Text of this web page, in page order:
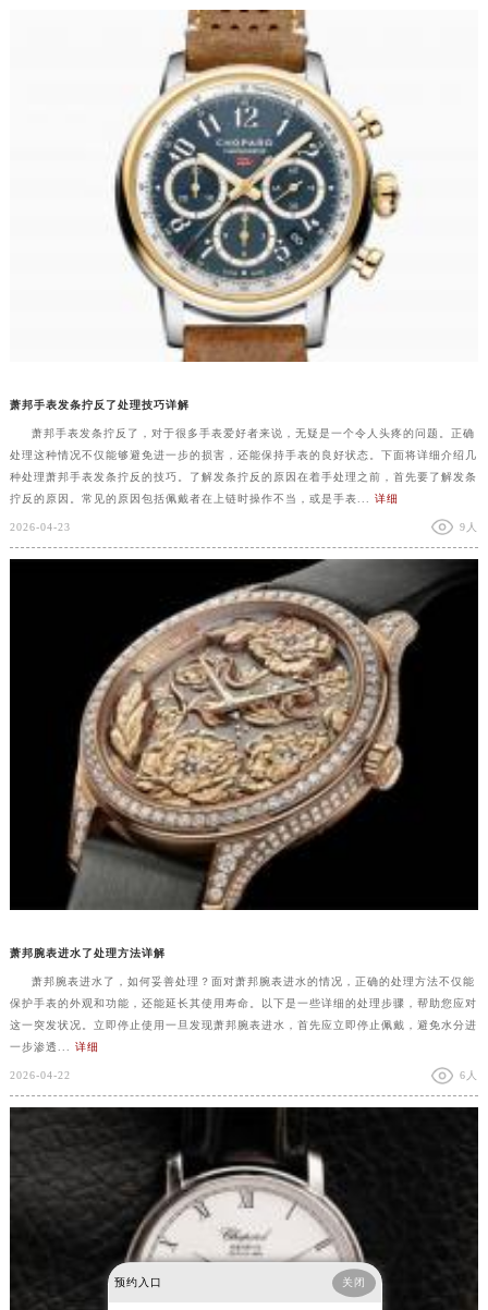
萧邦手表发条拧反了处理技巧详解
萧邦手表发条拧反了，对于很多手表爱好者来说，无疑是一个令人头疼的问题。正确
处理这种情况不仅能够避免进一步的损害，还能保持手表的良好状态。下面将详细介绍几
种处理萧邦手表发条拧反的技巧。了解发条拧反的原因在着手处理之前，首先要了解发条
拧反的原因。常见的原因包括佩戴者在上链时操作不当，或是手表... 详细
2026-04-23 9人
萧邦腕表进水了处理方法详解
萧邦腕表进水了，如何妥善处理？面对萧邦腕表进水的情况，正确的处理方法不仅能
保护手表的外观和功能，还能延长其使用寿命。以下是一些详细的处理步骤，帮助您应对
这一突发状况。立即停止使用一旦发现萧邦腕表进水，首先应立即停止佩戴，避免水分进
一步渗透... 详细
2026-04-22 6人
预约入口 关闭